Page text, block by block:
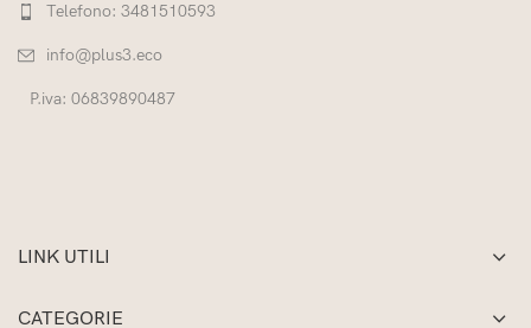
Telefono: 3481510593
info@plus3.eco
P.iva: 06839890487
LINK UTILI
CATEGORIE